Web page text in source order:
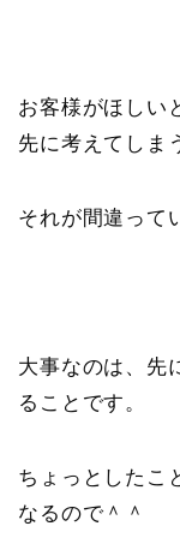
お客様がほしい
先に考えてしま
それが間違って
大事なのは、先
ることです。
ちょっとしたこ
なるので＾＾